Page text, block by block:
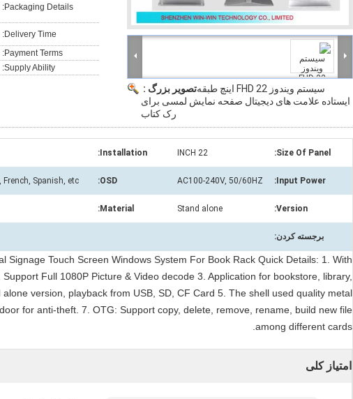
تصویر بزرگ :سیستم ویندوز FHD 22 اینچ طبقه
ایستاده علامت های دیجیتال صفحه نمایش لمسی برای
رک کتاب
Packaging Details:
Delivery Time:
Payment Terms:
Supply Ability:
Size Of Panel:
22 INCH
Installation:
Input Power:
AC100-240V, 50/60HZ
OSD:
Spanish, etc.
Version:
Stand alone
Material:
برجسته کردن:
Signage Touch Screen Windows System For Book Rack Quick Details: 1. With
Full 1080P Picture & Video decode 3. Application for bookstore, library,
version, playback from USB, SD, CF Card 5. The shell used quality metal
for anti-theft. 7. OTG: Support copy, delete, remove, rename, build new file
among different cards.
امتیاز کلی